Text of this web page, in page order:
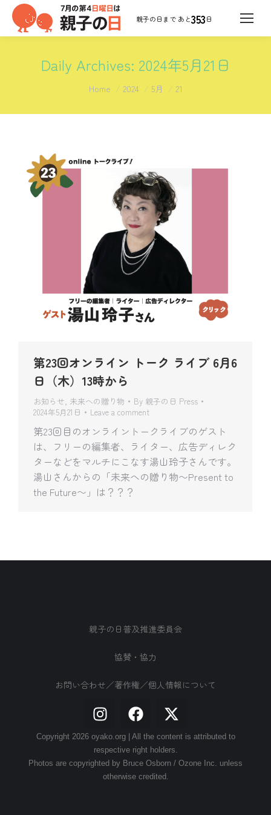
353日
Daily Archives: 2024年5月21日
You are here:
Home 2024 5月 21
第23回オンライン トーク ライブ 6月6
日（木）13時から
お知らせ, 未来への贈り物 By 親子の日 Press
2024年5月21日
Leave a comment
第23回目のオンライントークライブのゲスト
は、フリーの編集者、ライター、広告ディレク
ターなどをマルチにこなす湯山玲子さんです。
湯山さんからの「未来への贈り物〜Present to
the Future〜」は？？？
親子の日普及推進委員会
協賛・協力
お問い合わせ／著作権／個人情報について
Copyright 2026 oyako.org | All the content is attributed to
respective right holders.
Photos are copyrighted by Bruce Osborn / Ozone Inc. unless
otherwise credited.